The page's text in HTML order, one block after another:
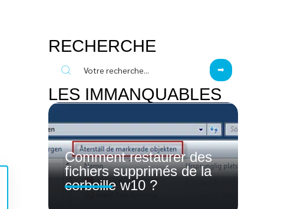
RECHERCHE
LES IMMANQUABLES
Comment restaurer des
fichiers supprimés de la
corbeille w10 ?